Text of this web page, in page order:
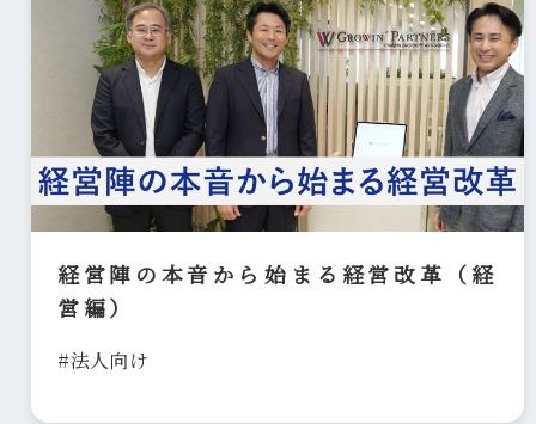
経営陣の本音から始まる経営改革（経
営編）
#法人向け